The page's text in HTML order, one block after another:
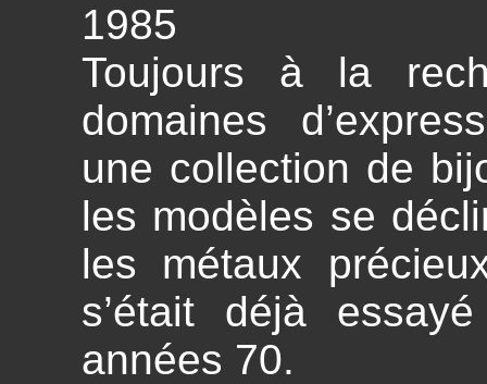
1985
Toujours à la
domaines
une collection de
les modèles se
les métaux
s’était déjà
années 70.